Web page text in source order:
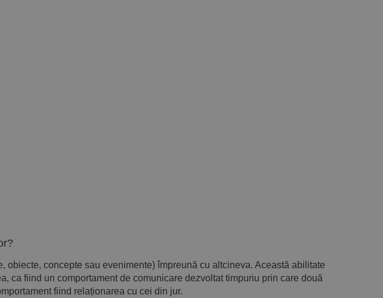
concepte sau evenimente) împreună cu altcineva. Această abilitate
ca fiind un comportament de comunicare dezvoltat timpuriu prin care două
fiind relaționarea cu cei din jur.